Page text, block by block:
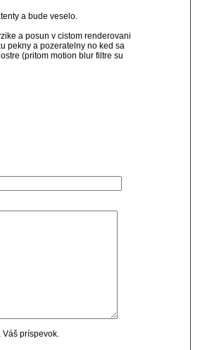
a bude veselo.
a posun v cistom renderovani
pekny a pozeratelny no ked sa
(pritom motion blur filtre su
príspevok.